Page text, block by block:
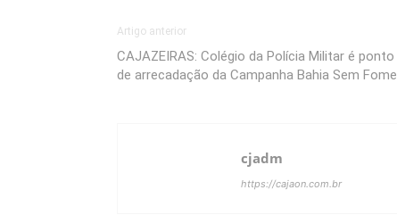
Artigo anterior
CAJAZEIRAS: Colégio da Polícia Militar é ponto
de arrecadação da Campanha Bahia Sem Fome
cjadm
https://cajaon.com.br